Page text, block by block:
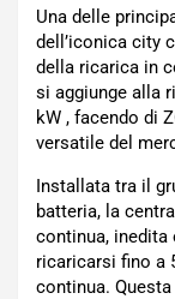
Una delle
dell’iconica city
della ricarica in
si aggiunge alla
kW , facendo di
versatile del
Installata tra il
batteria, la
continua, inedita
ricaricarsi fino a
continua.